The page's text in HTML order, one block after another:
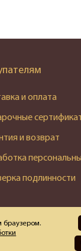
и оплата
и возврат
подлинности
браузером.